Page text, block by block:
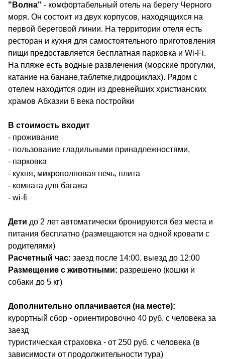
​"Волна" - комфортабельный отель на берегу Черного
моря. Он состоит из двух корпусов, находящихся на
первой береговой линии. На территории отеля есть
ресторан и кухня для самостоятельного приготовления
пищи предоставляется бесплатная парковка и Wi-Fi.
На пляже есть водные развлечения (морские прогулки,
катание на банане,таблетке,гидроциклах). Рядом с
отелем находится один из древнейших христианских
храмов Абхазии 6 века постройки
В стоимость входит
- проживание
- пользование гладильными принадлежностями,
- парковка
- кухня, микроволновая печь, плита
- комната для багажа
- wi-fi
Дети до 2 лет автоматически бронируются без места и
питания бесплатно (размещаются на одной кровати с
родителями)
Расчетный час: заезд после 14:00, выезд до 12:00
Размещение с животными: разрешено (кошки и
собаки до 5 кг)
Дополнительно оплачивается (на месте):
курортный сбор - ориентировочно 40 руб. с человека за
заезд
туристическая страховка - от 250 руб. с человека (в
зависимости от продолжительности тура)